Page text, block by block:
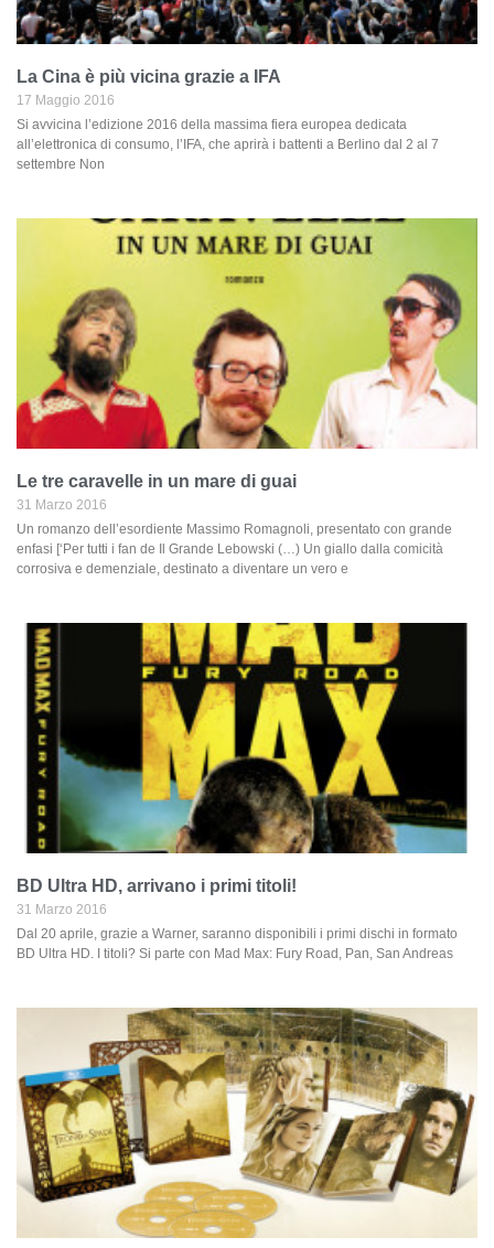
La Cina è più vicina grazie a IFA
17 Maggio 2016
Si avvicina l’edizione 2016 della massima fiera europea dedicata
all’elettronica di consumo, l’IFA, che aprirà i battenti a Berlino dal 2 al 7
settembre Non
Le tre caravelle in un mare di guai
31 Marzo 2016
Un romanzo dell’esordiente Massimo Romagnoli, presentato con grande
enfasi [‘Per tutti i fan de Il Grande Lebowski (…) Un giallo dalla comicità
corrosiva e demenziale, destinato a diventare un vero e
BD Ultra HD, arrivano i primi titoli!
31 Marzo 2016
Dal 20 aprile, grazie a Warner, saranno disponibili i primi dischi in formato
BD Ultra HD. I titoli? Si parte con Mad Max: Fury Road, Pan, San Andreas